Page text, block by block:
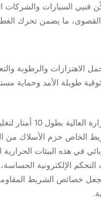
السيارات والشركات
ما يضمن تحرك
والرطوبة
طويلة الأمد وحماية
يُستخدم شريط الفانيلا
الخاص حزم الأسلاك من
في هذه البيئات الحرارية
الإلكترونية
خصائص الشريط